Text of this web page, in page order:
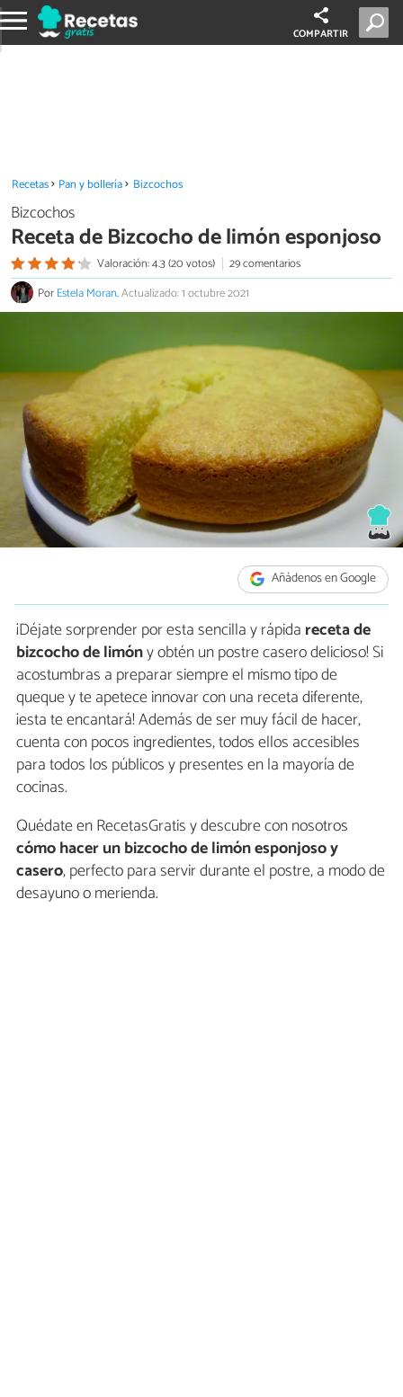
COMPARTIR
Recetas Pan y bollería Bizcochos
Bizcochos
Receta de Bizcocho de limón esponjoso
Valoración: 4.3 (20 votos)
29 comentarios
PorEstela Moran.Actualizado: 1 octubre 2021
Añádenos en Google
¡Déjate sorprender por esta sencilla y rápida receta de
bizcocho de limóny obtén un postre casero delicioso! Si
acostumbras a preparar siempre el mismo tipo de
queque y te apetece innovar con una receta diferente,
¡esta te encantará! Además de ser muy fácil de hacer,
cuenta con pocos ingredientes, todos ellos accesibles
para todos los públicos y presentes en la mayoría de
cocinas.
Quédate en RecetasGratis y descubre con nosotros
cómo hacer un bizcocho de limón esponjoso y
casero, perfecto para servir durante el postre, a modo de
desayuno o merienda.